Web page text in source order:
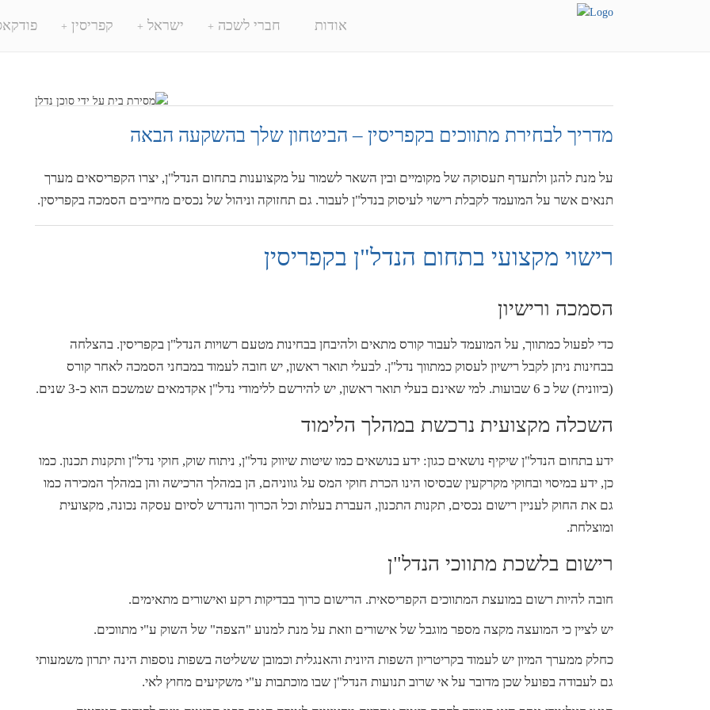
אודות חברי לשכה ישראל קפריסין
מדריך לבחירת מתווכים בקפריסין – הביטחון שלך בהשקעה הבאה
על מנת להגן ולתעדף תעסוקה של מקומיים ובין השאר לשמור על מקצוענות בתחום הנדל"ן, יצרו הקפריסאים מערך
תנאים אשר על המועמד לקבלת רישוי לעיסוק בנדל"ן לעבור. גם תחזוקה וניהול של נכסים מחייבים הסמכה בקפריסין.
רישוי מקצועי בתחום הנדל"ן בקפריסין
הסמכה ורישיון
כדי לפעול כמתווך, על המועמד לעבור קורס מתאים ולהיבחן בבחינות מטעם רשויות הנדל"ן בקפריסין. בהצלחה
בבחינות ניתן לקבל רישיון לעסוק כמתווך נדל"ן. לבעלי תואר ראשון, יש חובה לעמוד במבחני הסמכה לאחר קורס
(ביוונית) של כ 6 שבועות. למי שאינם בעלי תואר ראשון, יש להירשם ללימודי נדל"ן אקדמאים שמשכם הוא כ-3 שנים.
השכלה מקצועית נרכשת במהלך הלימוד
ידע בתחום הנדל"ן שיקיף נושאים כגון: ידע בנושאים כמו שיטות שיווק נדל"ן, ניתוח שוק, חוקי נדל"ן ותקנות תכנון. כמו
כן, ידע במיסוי ובחוקי מקרקעין שבסיסו הינו הכרת חוקי המס על גווניהם, הן במהלך הרכישה והן במהלך המכירה כמו
גם את החוק לעניין רישום נכסים, תקנות התכנון, העברת בעלות וכל הכרוך והנדרש לסיום עסקה נכונה, מקצועית
ומוצלחת.
רישום בלשכת מתווכי הנדל"ן
חובה להיות רשום במועצת המתווכים הקפריסאית. הרישום כרוך בבדיקות רקע ואישורים מתאימים.
יש לציין כי המועצה מקצה מספר מוגבל של אישורים וזאת על מנת למנוע "הצפה" של השוק ע"י מתווכים.
כחלק ממערך המיון יש לעמוד בקריטריון השפות היונית והאנגלית וכמובן ששליטה בשפות נוספות הינה יתרון משמעותי
גם לעבודה בפועל שכן מדובר על אי שרוב תנועות הנדל"ן שבו מוכתבות ע"י משקיעים מחוץ לאי.